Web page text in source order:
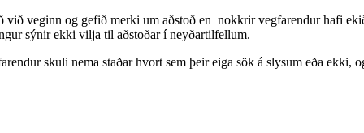
veginn og gefið merki um aðstoð en nokkrir vegfarendur hafi
sýnir ekki vilja til aðstoðar í neyðartilfellum.
skuli nema staðar hvort sem þeir eiga sök á slysum eða